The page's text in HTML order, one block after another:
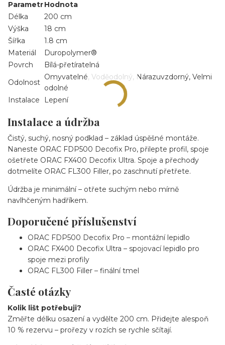
ParametrHodnota
Délka
200 cm
Výška
18 cm
Šířka
1.8 cm
Materiál
Duropolymer®
Povrch
Bílá-přetíratelná
Odolnost
Omyvatelné, Voděodolný, Nárazuvzdorný, Velmi
odolné
Instalace
Lepení
Instalace a údržba
Čistý, suchý, nosný podklad – základ úspěšné montáže.
Naneste ORAC FDP500 Decofix Pro, přilepte profil, spoje
ošetřete ORAC FX400 Decofix Ultra. Spoje a přechody
dotmelíte ORAC FL300 Filler, po zaschnutí přetřete.
Údržba je minimální – otřete suchým nebo mírně
navlhčeným hadříkem.
Doporučené příslušenství
ORAC FDP500 Decofix Pro – montážní lepidlo
ORAC FX400 Decofix Ultra – spojovací lepidlo pro
spoje mezi profily
ORAC FL300 Filler – finální tmel
Časté otázky
Kolik lišt potřebuji?
Změřte délku osazení a vydělte 200 cm. Přidejte alespoň
10 % rezervu – prořezy v rozích se rychle sčítají.